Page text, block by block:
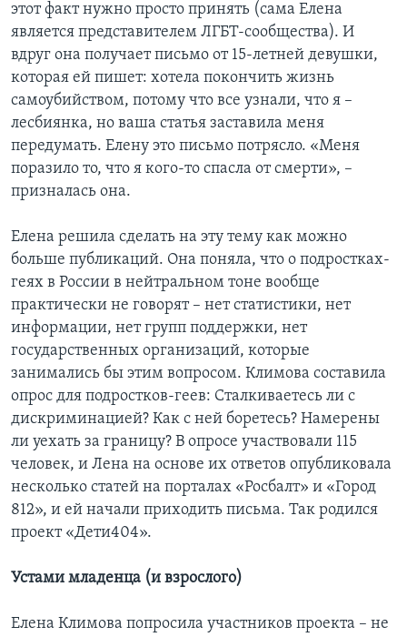
этот факт нужно просто принять (сама Елена
является представителем ЛГБТ-сообщества). И
вдруг она получает письмо от 15-летней девушки,
которая ей пишет: хотела покончить жизнь
самоубийством, потому что все узнали, что я –
лесбиянка, но ваша статья заставила меня
передумать. Елену это письмо потрясло. «Меня
поразило то, что я кого-то спасла от смерти», –
призналась она.
Елена решила сделать на эту тему как можно
больше публикаций. Она поняла, что о подростках-
геях в России в нейтральном тоне вообще
практически не говорят – нет статистики, нет
информации, нет групп поддержки, нет
государственных организаций, которые
занимались бы этим вопросом. Климова составила
опрос для подростков-геев: Сталкиваетесь ли с
дискриминацией? Как с ней боретесь? Намерены
ли уехать за границу? В опросе участвовали 115
человек, и Лена на основе их ответов опубликовала
несколько статей на порталах «Росбалт» и «Город
812», и ей начали приходить письма. Так родился
проект «Дети404».
Устами младенца (и взрослого)
Елена Климова попросила участников проекта – не